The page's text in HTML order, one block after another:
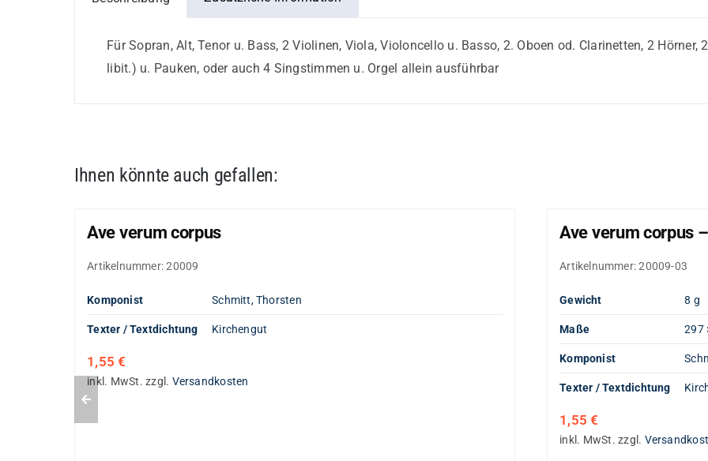
Für Sopran, Alt, Tenor u. Bass, 2 Violinen, Viola, Violoncello u. Basso, 2. Oboen od. Clarinetten, 2 Hörner,
libit.) u. Pauken, oder auch 4 Singstimmen u. Orgel allein ausführbar
Ihnen könnte auch gefallen:
Ave verum corpus
Artikelnummer:20009
Komponist Schmitt, Thorsten
Texter / Textdichtung Kirchengut
1,55€
inkl. MwSt. zzgl. Versandkosten
Ave verum corpus
Artikelnummer:20009-03
Gewicht 8 g
Maße 297
Komponist
Texter / Textdichtung
1,55€
inkl. MwSt. zzgl.